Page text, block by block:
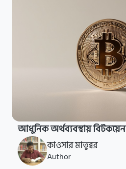
আধুনিক অর্থব্যবস্থায় বিটকয়েন
কাওসার মাতুব্বর
Author